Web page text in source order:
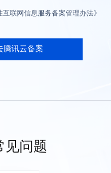
联网信息服务备案管理办法》
腾讯云备案
见问题